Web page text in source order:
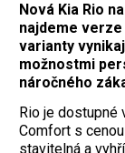
Nová Kia Rio
najdeme
varianty
možnostmi
náročného
Rio je dostupné
Comfort s
stavitelná a